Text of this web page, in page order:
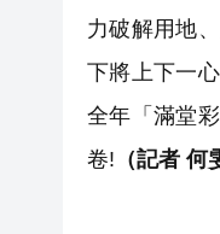
力破解用地
下將上下一
全年「滿堂
卷! （記者 何